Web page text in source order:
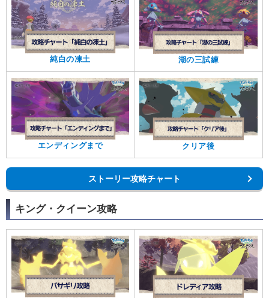
純白の凍土 湖の三試練
エンディングまで クリア後
ストーリー攻略チャート
キング・クイーン攻略